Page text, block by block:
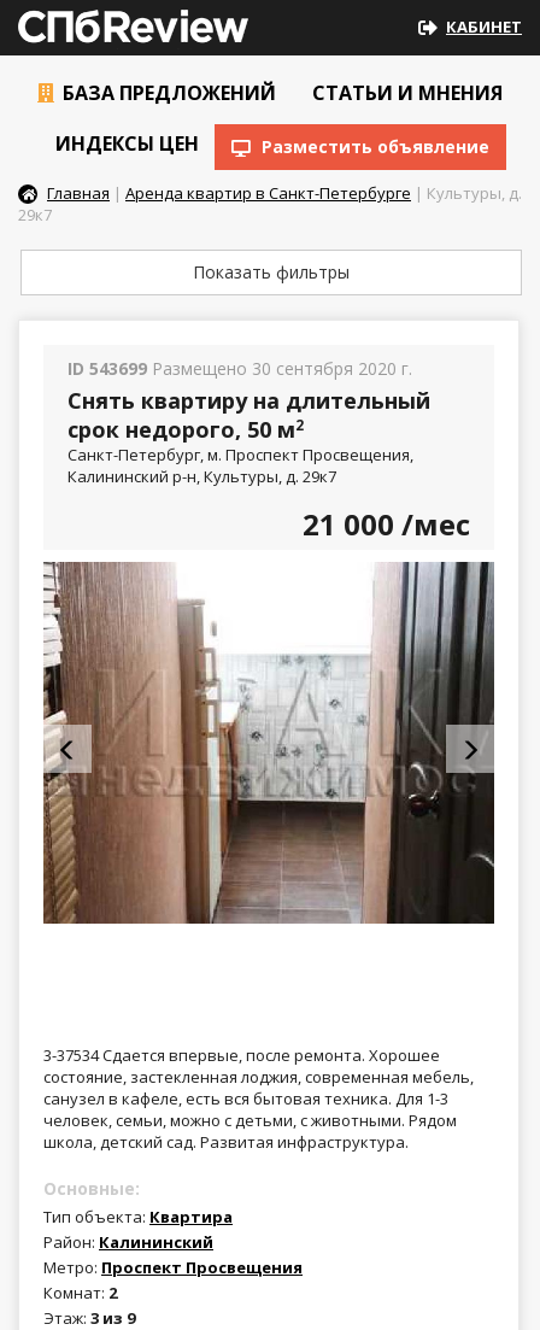
КАБИНЕТ
БАЗА ПРЕДЛОЖЕНИЙ
СТАТЬИ И МНЕНИЯ
ИНДЕКСЫ ЦЕН
Разместить объявление
Главная | Аренда квартир в Санкт-Петербурге | Культуры, д.
29к7
Показать фильтры
ID 543699 Размещено 30 сентября 2020 г.
Снять квартиру на длительный
срок недорого, 50 м2
Санкт-Петербург, м. Проспект Просвещения,
Калининский р-н, Культуры, д. 29к7
21 000 /мес
3-37534 Сдается впервые, после ремонта. Хорошее
состояние, застекленная лоджия, современная мебель,
санузел в кафеле, есть вся бытовая техника. Для 1-3
человек, семьи, можно с детьми, с животными. Рядом
школа, детский сад. Развитая инфраструктура.
Основные:
Тип объекта: Квартира
Район: Калининский
Метро: Проспект Просвещения
Комнат: 2
Этаж: 3 из 9